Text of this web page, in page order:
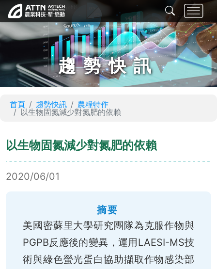
趨勢快訊
首頁 趨勢快訊
農糧特作
以生物固氮減少對氮肥的依賴
以生物固氮減少對氮肥的依賴
2020/06/01
摘要
美國密蘇里大學研究團隊為克服作物與
PGPB反應後的變異，運用LAESI-MS技
術與綠色螢光蛋白協助擷取作物感染部